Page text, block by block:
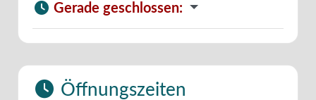
Gerade geschlossen:
Öffnungszeiten